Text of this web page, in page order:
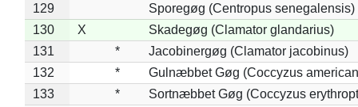
129
Sporegøg (Centropus senegalensis)
130
X
Skadegøg (Clamator glandarius)
131
*
Jacobinergøg (Clamator jacobinus)
132
*
Gulnæbbet Gøg (Coccyzus
133
*
Sortnæbbet Gøg (Coccyzus